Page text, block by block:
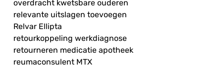
overdracht kwetsbare ouderen
relevante uitslagen toevoegen
Relvar Ellipta
retourkoppeling werkdiagnose
retourneren medicatie apotheek
reumaconsulent MTX